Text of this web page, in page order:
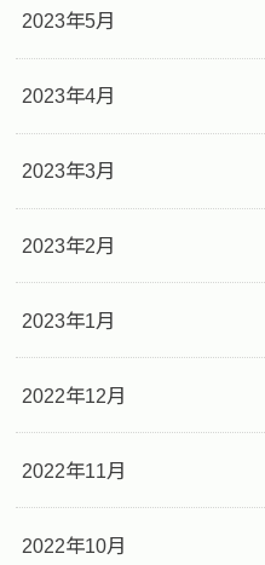
2023年5月
2023年4月
2023年3月
2023年2月
2023年1月
2022年12月
2022年11月
2022年10月